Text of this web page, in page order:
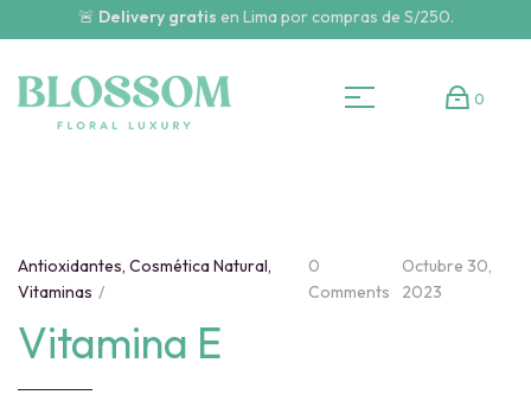
🚨 Delivery gratis en Lima por compras de S/250.
0
Antioxidantes, Cosmética Natural,
Vitaminas
0
Comments
Octubre 30,
2023
Vitamina E